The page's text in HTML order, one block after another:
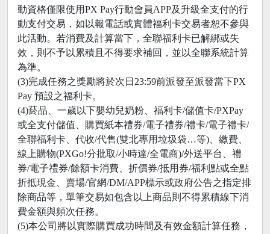
動資格僅限使用PX Pay行動會員APP及升級全支付的行
動支付交易，如以報電話或實體福利卡交易者恕不參與
此活動。若消費及計算當下，全聯福利卡已解綁或失
效，則不予以累積且不得要求補回，並以全聯系統計算
為準。
(3)完成任務之獎勵將於次日23:59前派發至派發當下PX
Pay 預設之福利卡。
(4)菸品、一歲以下嬰幼兒奶粉、福利卡/儲值卡/PXPay
或全支付儲值、購買紙本禮券/電子禮券/禮卡/電子禮卡/
全聯福利卡、代收/代售(雙北專用垃圾袋…等)、繳費、
線上購物(PXGo!分批取/小時達/全電商)/外送平台、禮
券/電子禮券/餘額卡消費、折價券/抵用券/福利點或全點
折抵現金、賣場/官網/DM/APP標示或政府公告之指定排
除商品等，單筆交易如包含以上商品則不得累積線下消
費金額與頻次任務。
(5)本公司將以實際購買成功時間及有效金額計算任務，